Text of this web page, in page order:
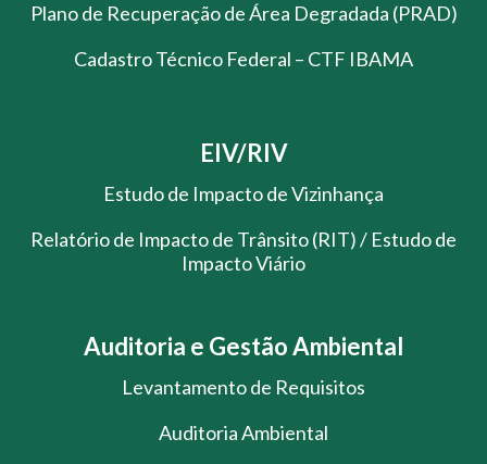
Plano de Recuperação de Área Degradada (PRAD)
Cadastro Técnico Federal – CTF IBAMA
EIV/RIV
Estudo de Impacto de Vizinhança
Relatório de Impacto de Trânsito (RIT) / Estudo de
Impacto Viário
Auditoria e Gestão Ambiental
Levantamento de Requisitos
Auditoria Ambiental